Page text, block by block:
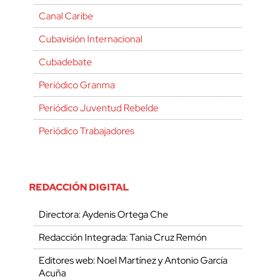
Canal Caribe
Cubavisión Internacional
Cubadebate
Periódico Granma
Periódico Juventud Rebelde
Periódico Trabajadores
REDACCIÓN DIGITAL
Directora: Aydenis Ortega Che
Redacción Integrada: Tania Cruz Remón
Editores web: Noel Martínez y Antonio García
Acuña